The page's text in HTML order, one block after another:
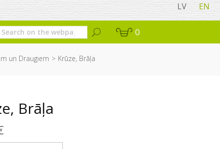
LV EN
0
un Draugiem Krūze, Brāļa
Brāļa